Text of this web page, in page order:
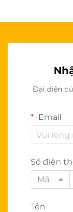
Đại diện
Email
Số điện
Mã
Tên